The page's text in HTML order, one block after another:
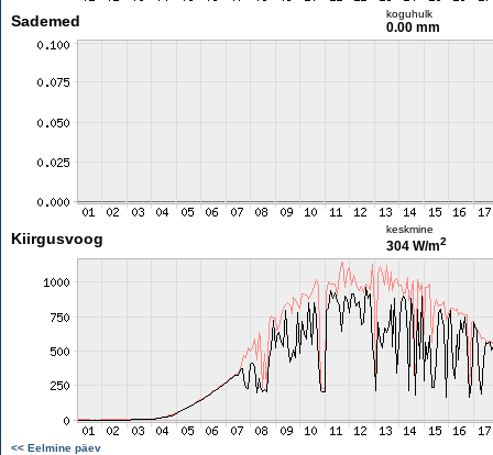
Sademed koguhulk
0.00 mm
Kiirgusvoog
keskmine
304 W/m2
<< Eelmine päev